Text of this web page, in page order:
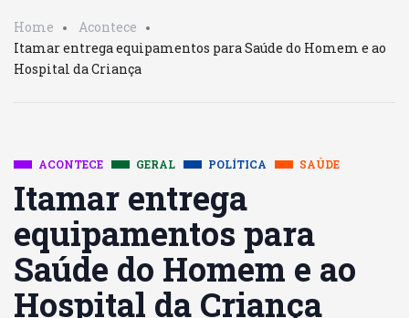
Home
Acontece
Itamar entrega equipamentos para Saúde do Homem e ao
Hospital da Criança
ACONTECE GERAL POLÍTICA SAÚDE
Itamar entrega
equipamentos para
Saúde do Homem e ao
Hospital da Criança